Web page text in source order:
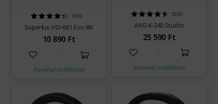
1296
Superlux HD-681 Evo BK
10 890 Ft
Azonnal szállítható
2339
AKG K-240 Studio
25 590 Ft
Azonnal szállítható